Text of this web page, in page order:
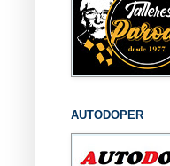
AUTODOPER